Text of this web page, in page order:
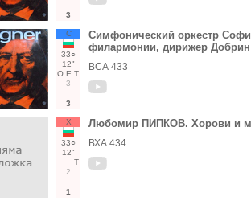
3
С
33○
12"
О Е Т
3
3
Симфонический оркестр
филармонии, дирижер Добрин
ВСА 433
Х
33○
12"
Т
2
1
Любомир ПИПКОВ. Хорови и
ВХА 434